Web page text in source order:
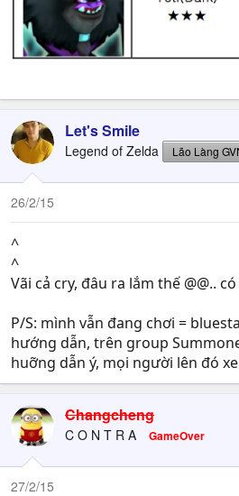
Let's Smile
Legend of Zelda Lão Làng
26/2/15
^
^
Vãi cả cry, đâu ra lắm thế @@..
P/S: mình vẫn đang chơi =
hướng dẫn, trên group
huỡng dẫn ý, mọi người lên đó
Changcheng
C O N T R A GameOver
27/2/15